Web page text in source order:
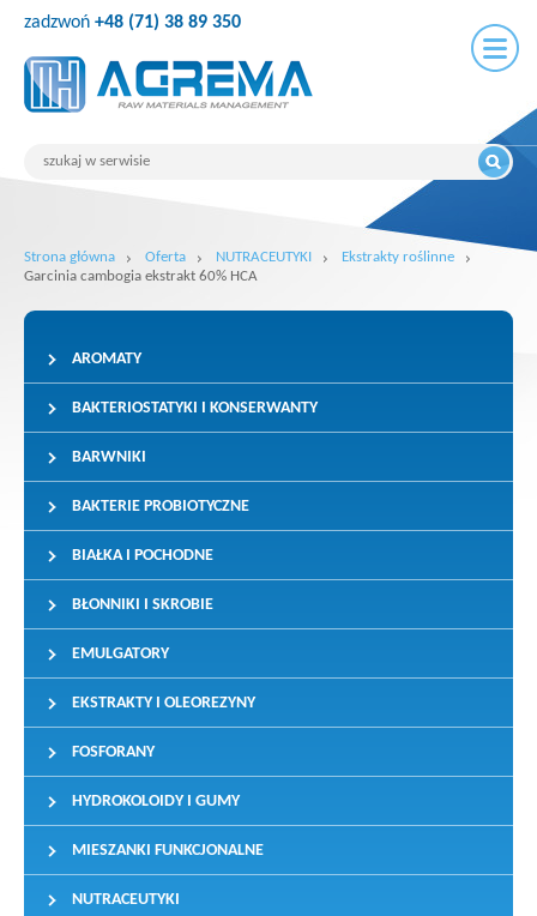
zadzwoń +48 (71) 38 89 350
Strona główna Oferta NUTRACEUTYKI
Ekstrakty roślinne
Garcinia cambogia ekstrakt 60% HCA
AROMATY
BAKTERIOSTATYKI I KONSERWANTY
BARWNIKI
BAKTERIE PROBIOTYCZNE
BIAŁKA I POCHODNE
BŁONNIKI I SKROBIE
EMULGATORY
EKSTRAKTY I OLEOREZYNY
FOSFORANY
HYDROKOLOIDY I GUMY
MIESZANKI FUNKCJONALNE
NUTRACEUTYKI